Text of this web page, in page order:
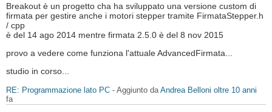
Breakout è un progetto cha ha sviluppato una versione custom di
firmata per gestire anche i motori stepper tramite FirmataStepper.h
/ cpp
è del 14 ago 2014 mentre firmata 2.5.0 è del 8 nov 2015
provo a vedere come funziona l'attuale AdvancedFirmata...
studio in corso...
RE: Programmazione lato PC - Aggiunto da Andrea Belloni oltre 10 anni
fa